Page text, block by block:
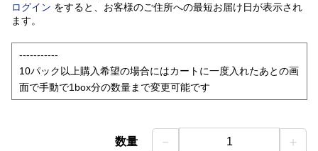
ログイン をすると、お客様のご住所への最短お届け日が表示され
ます。
-----------
10パック以上購入希望の場合にはカートに一度入れたあとの画
面で手動で1box分の数量まで変更可能です
数量 － 1 ＋